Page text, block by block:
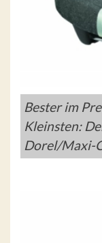
Bester im
Kleinsten:
Dorel/Maxi-